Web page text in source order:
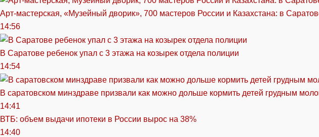
Арт-мастерская, «Музейный дворик», 700 мастеров России и Казахстана: в
14:56
В Саратове ребенок упал с 3 этажа на козырек отдела полиции
14:54
В саратовском минздраве призвали как можно дольше кормить детей грудным
14:41
ВТБ: объем выдачи ипотеки в России вырос на 38%
14:40